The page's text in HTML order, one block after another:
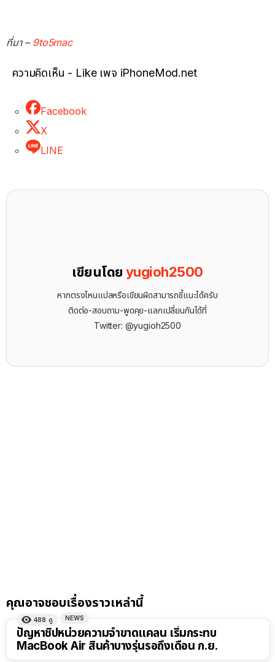
ที่มา – 9to5mac
ความคิดเห็น - Like เพจ iPhoneMod.net
Facebook
X
LINE
เขียนโดยyugioh2500
หากตรงไหนแปลหรือเขียนผิดสามารถชี้แนะได้ครับ
ติดต่อ-สอบถาม-พูดคุย-แลกเปลี่ยนกันได้ที่
Twitter: @yugioh2500
คุณอาจชอบเรื่องราวเหล่านี้
488 ดู NEWS
ปัญหาชิปหน่วยความจำขาดแคลน เริ่มกระทบ
MacBook Air สินค้าบางรุ่นรอถึงเดือน ก.ย.